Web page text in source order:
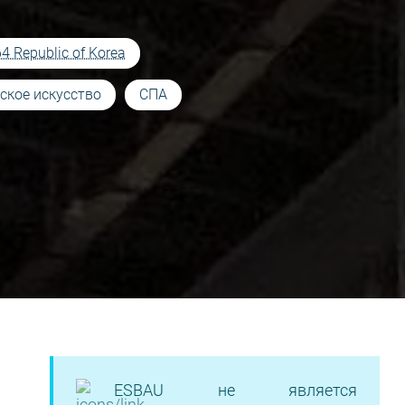
Republic of Korea
искусство СПА
ESBAU не является